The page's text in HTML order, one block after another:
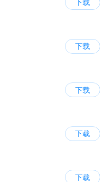
下载
下载
下载
下载
下载